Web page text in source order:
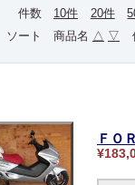
件数
10件 20件
ソート
商品名 △ ▽
ＦＯ